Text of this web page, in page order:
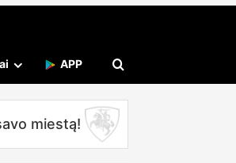
APP
miestą!